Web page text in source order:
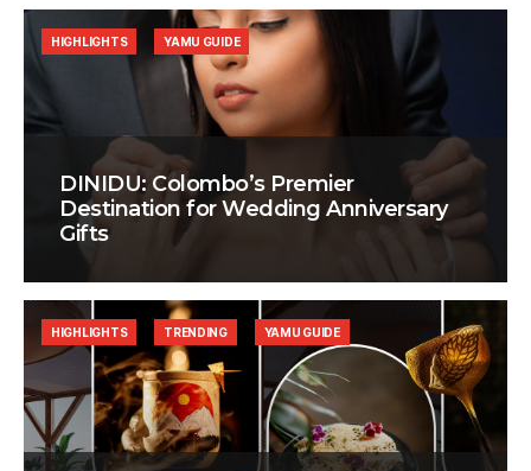
DINIDU: Colombo’s Premier
Destination for Wedding Anniversary
Gifts
HIGHLIGHTS YAMU GUIDE
HIGHLIGHTS TRENDING YAMU GUIDE